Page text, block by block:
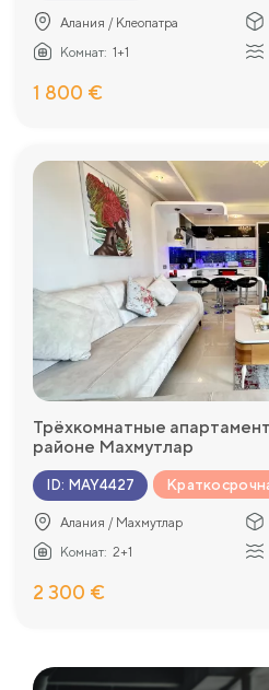
Алания / Клеопатра
Комнат: 1+1
1 800 €
Трёхкомнатные
районе Махмутлар
ID: MAY4427
Алания / Махмутлар
Комнат: 2+1
2 300 €